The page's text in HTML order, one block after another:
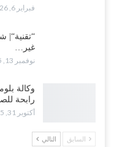
فبراير 6, 2026
“تقنية“|
غير…
نوفمبر 13, 2025
وكالة
رابحة
أكتوبر 31, 2025
السابق التالي